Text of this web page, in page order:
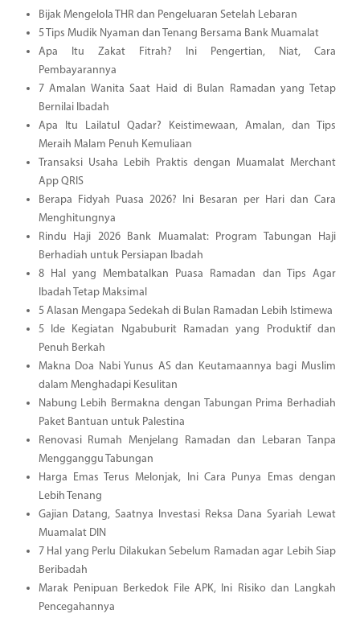
Bijak Mengelola THR dan Pengeluaran Setelah Lebaran
5 Tips Mudik Nyaman dan Tenang Bersama Bank Muamalat
Apa Itu Zakat Fitrah? Ini Pengertian, Niat, Cara
Pembayarannya
7 Amalan Wanita Saat Haid di Bulan Ramadan yang Tetap
Bernilai Ibadah
Apa Itu Lailatul Qadar? Keistimewaan, Amalan, dan Tips
Meraih Malam Penuh Kemuliaan
Transaksi Usaha Lebih Praktis dengan Muamalat Merchant
App QRIS
Berapa Fidyah Puasa 2026? Ini Besaran per Hari dan Cara
Menghitungnya
Rindu Haji 2026 Bank Muamalat: Program Tabungan Haji
Berhadiah untuk Persiapan Ibadah
8 Hal yang Membatalkan Puasa Ramadan dan Tips Agar
Ibadah Tetap Maksimal
5 Alasan Mengapa Sedekah di Bulan Ramadan Lebih Istimewa
5 Ide Kegiatan Ngabuburit Ramadan yang Produktif dan
Penuh Berkah
Makna Doa Nabi Yunus AS dan Keutamaannya bagi Muslim
dalam Menghadapi Kesulitan
Nabung Lebih Bermakna dengan Tabungan Prima Berhadiah
Paket Bantuan untuk Palestina
Renovasi Rumah Menjelang Ramadan dan Lebaran Tanpa
Mengganggu Tabungan
Harga Emas Terus Melonjak, Ini Cara Punya Emas dengan
Lebih Tenang
Gajian Datang, Saatnya Investasi Reksa Dana Syariah Lewat
Muamalat DIN
7 Hal yang Perlu Dilakukan Sebelum Ramadan agar Lebih Siap
Beribadah
Marak Penipuan Berkedok File APK, Ini Risiko dan Langkah
Pencegahannya